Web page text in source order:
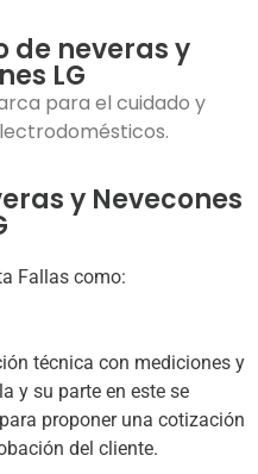
de neveras y
LG
para el cuidado y
y Nevecones
Fallas como:
técnica con mediciones y
y su parte en este se
proponer una cotización
del cliente.